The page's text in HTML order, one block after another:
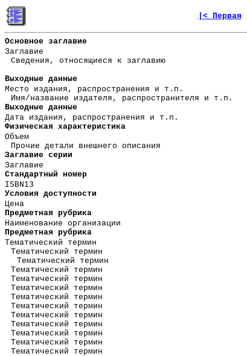
|< Первая
Основное заглавие
Заглавие
Сведения, относящиеся к заглавию
Выходные данные
Место издания, распространения и т.п.
Имя/название издателя, распространителя и т.п.
Выходные данные
Дата издания, распространения и т.п.
Физическая характеристика
Объем
Прочие детали внешнего описания
Заглавие серии
Заглавие
Стандартный номер
ISBN13
Условия доступности
Цена
Предметная рубрика
Наименование организации
Предметная рубрика
Тематический термин
Тематический термин
Тематический термин
Тематический термин
Тематический термин
Тематический термин
Тематический термин
Тематический термин
Тематический термин
Тематический термин
Тематический термин
Тематический термин
Тематический термин